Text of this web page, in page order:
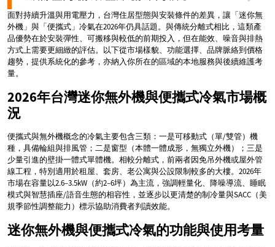
面對持續升溫與用電壓力，台灣住居型態與安裝條件的差異，讓「迷你無
外機」與「便攜式」冷氣在2026年仍具話題。與傳統分離式相比，這類產
品優勢在於安裝彈性、可搬移與較低的前期投入，但在能效、噪音與排熱
方式上需要更細緻的評估。以下從市場樣貌、功能選擇、品牌脈絡到價格
趨勢，提供系統化的參考，亦納入你所在的區域的本地服務與後續維護考
量。
2026年台灣迷你無外機與便攜式冷氣市場概
況
便攜式與無外機概念的冷氣主要包含三類：一是可移動式（單/雙管）機
種，具備輪組與排風管；二是窗型（本體一體成形，無獨立外機）；三是
少量引進的壁掛一體式單體機。相較分離式，前兩者因免吊外機或屋外管
線工程，特別適用於租屋、套房、老公寓與公設限制較多的大樓。2026年
市場在容量以2.6–3.5kW（約2–6坪）為主流，強調輕量化、降噪導流、睡眠
模式與智慧插座/語音生態的相容性，並逐步以更清楚的制冷量與SACC（美
規季節性調整能力）標示協助消費者判讀效能。
迷你無外機與便攜式冷氣的功能與使用考量